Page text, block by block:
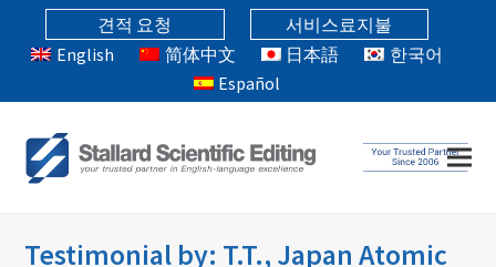
견적 요청
서비스료지불
English
简体中文 日本語
한국어
Español
Testimonial by: T.T., Japan Atomic